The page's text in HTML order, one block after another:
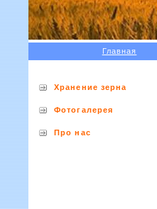
Главная
Хранение зерна
Фотогалерея
Про нас